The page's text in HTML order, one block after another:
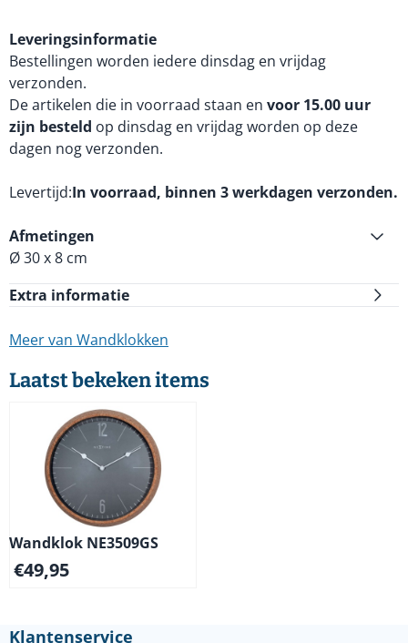
Leveringsinformatie
Bestellingen worden iedere dinsdag en vrijdag
verzonden.
De artikelen die in voorraad staan en voor 15.00 uur
zijn besteld op dinsdag en vrijdag worden op deze
dagen nog verzonden.
Levertijd In voorraad, binnen 3 werkdagen verzonden.
Afmetingen
Ø 30 x 8 cm
Extra informatie
Meer van Wandklokken
Laatst bekeken items
Wandklok NE3509GS
€49,95
Klantenservice